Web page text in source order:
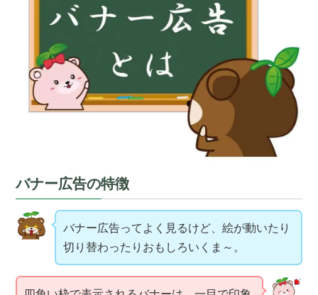
バナー広告の特徴
バナー広告ってよく見るけど、絵が動いたり
切り替わったりおもしろいくま～。